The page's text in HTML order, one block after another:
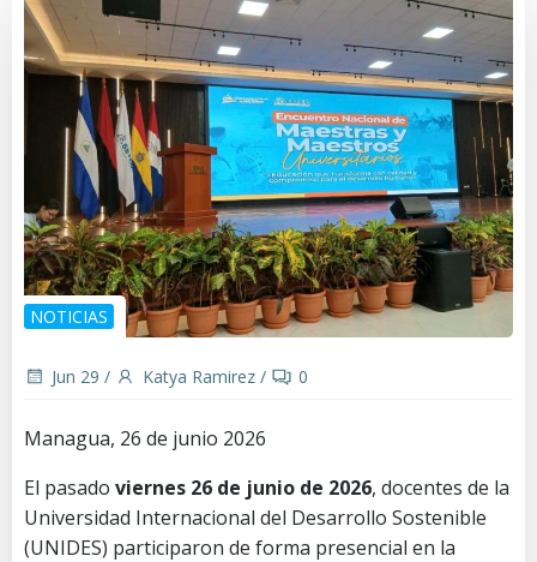
NOTICIAS
Jun 29 / Katya Ramirez / 0
Managua, 26 de junio 2026
El pasado viernes 26 de junio de 2026, docentes de la
Universidad Internacional del Desarrollo Sostenible
(UNIDES) participaron de forma presencial en la